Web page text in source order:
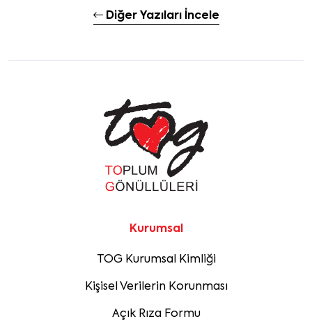
Diğer Yazıları İncele
Kurumsal
TOG Kurumsal Kimliği
Kişisel Verilerin Korunması
Açık Rıza Formu